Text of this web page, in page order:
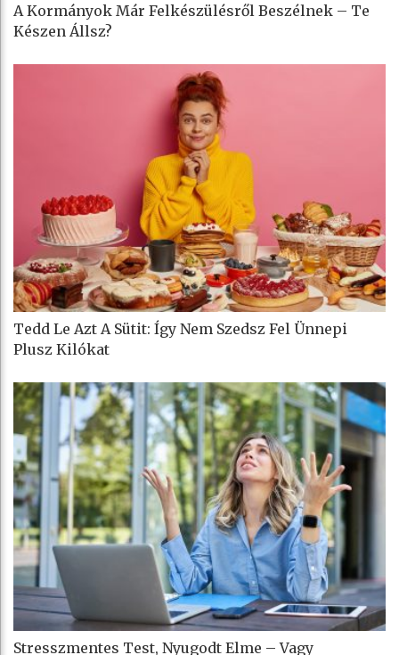
A Kormányok Már Felkészülésről Beszélnek – Te
Készen Állsz?
Tedd Le Azt A Sütit: Így Nem Szedsz Fel Ünnepi
Plusz Kilókat
Stresszmentes Test, Nyugodt Elme – Vagy